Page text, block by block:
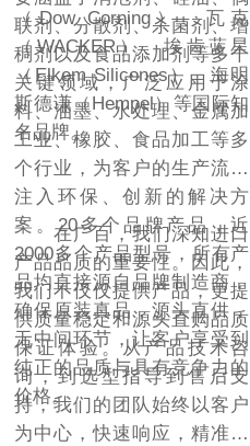
（Dow Corning）、瓦克
（WACKER）、埃肯蓝星
（Elkem Silicones）、海明
斯德谦（Hempel）等国际知
名品牌。
联剂、分散剂、杀菌剂、增
稠剂以及食品添加剂等多个
关键领域，广泛应用于涂
料、油墨、水处理、金属加
工业、橡胶、食品加工等多
个行业，为客户的生产流程
注入环保、创新的解决方
案。20多个品牌产品，近
2000多个产品型号，所有产
品均直接源自品牌制造商，
确保原装真品，源头直供，
无中间环节，让客户享受到
纯正的品质与具有竞争力的
价格。
在广百，我们深知进口
产品品质的重要性。因此，
我们不仅仅提供产品，更提
供质量稳定和源头直购品质
保证体验。从产品技术咨
询，到选型指导到售后支
持，我们的团队始终以客户
为中心，快速响应，精准服